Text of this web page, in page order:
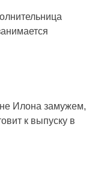
Илона замужем,
к выпуску в